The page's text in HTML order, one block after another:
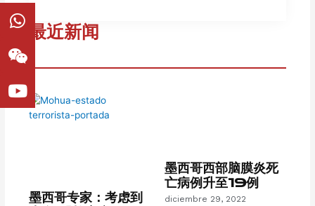
W
h
a
t
s
a
W
e
i
x
i
n
Y
o
u
t
u
b
最近新闻
墨西哥专家：考虑到
墨西哥西部脑膜炎死
亡病例升至19例
diciembre 29, 2022